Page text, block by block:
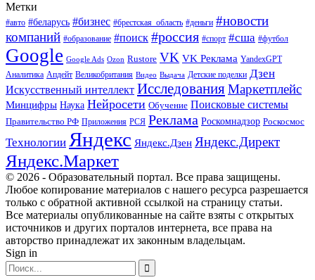
Метки
#авто #беларусь #бизнес #брестская_область #деньги #новости
компаний #образование #поиск #россия #спорт #сша #футбол
Google Google Ads Ozon Rustore VK VK Реклама YandexGPT
Аналитика Апдейт Великобритания Видео Выдача Детские поделки Дзен
Искусственный интеллект ИсследованияМаркетплейс
Минцифры Наука Нейросети Обучение Поисковые системы
Правительство РФ Приложения РСЯ Реклама Роскомнадзор Роскосмос
Технологии Яндекс Яндекс.Дзен Яндекс.Директ
Яндекс.Маркет
© 2026 - Образовательный портал. Все права защищены.
Любое копирование материалов с нашего ресурса разрешается
только с обратной активной ссылкой на страницу статьи.
Все материалы опубликованные на сайте взяты с открытых
источников и других порталов интернета, все права на
авторство принадлежат их законным владельцам.
Sign in